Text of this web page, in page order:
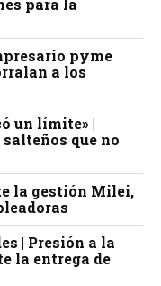
para la
pyme
a los
un límite» |
que no
la gestión Milei,
| Presión a la
la entrega de